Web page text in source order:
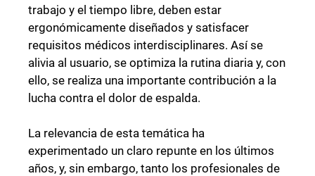
trabajo y el tiempo libre, deben estar
ergonómicamente diseñados y satisfacer
requisitos médicos interdisciplinares. Así se
alivia al usuario, se optimiza la rutina diaria y, con
ello, se realiza una importante contribución a la
lucha contra el dolor de espalda.
La relevancia de esta temática ha
experimentado un claro repunte en los últimos
años, y, sin embargo, tanto los profesionales de